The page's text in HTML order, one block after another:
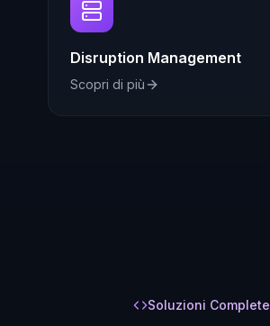
Disruption Management
Scopri di più
Soluzioni Complete